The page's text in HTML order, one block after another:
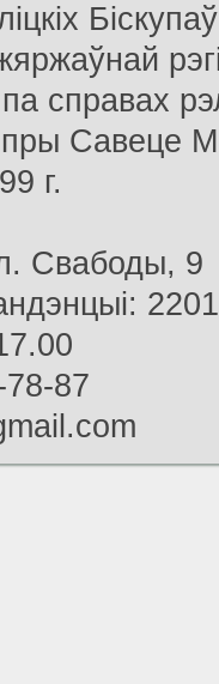
справах
Савеце
г.
Свабоды, 9
87